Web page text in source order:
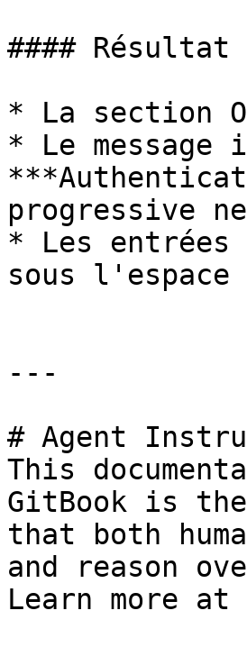
#### Résultat
* La section
* Le
progressive
* Les entrées
sous
---
# Agent
This
GitBook is
that both
and reason
Learn more